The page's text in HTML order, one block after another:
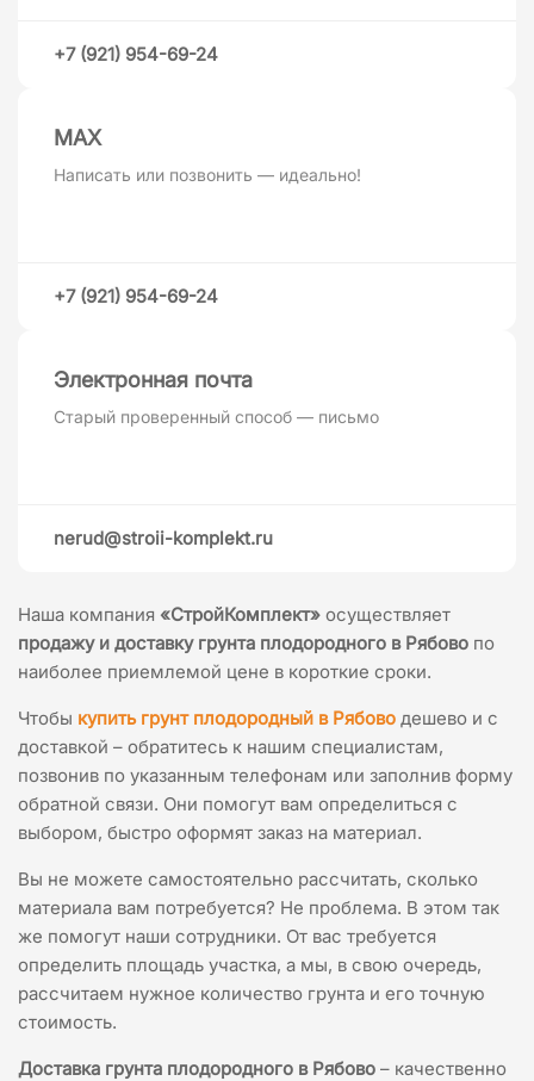
+7 (921) 954-69-24
MAХ
Написать или позвонить — идеально!
+7 (921) 954-69-24
Электронная почта
Старый проверенный способ — письмо
nerud@stroii-komplekt.ru
Наша компания «СтройКомплект» осуществляет
продажу и доставку грунта плодородного в Рябово по
наиболее приемлемой цене в короткие сроки.
Чтобы купить грунт плодородный в Рябово дешево и с
доставкой – обратитесь к нашим специалистам,
позвонив по указанным телефонам или заполнив форму
обратной связи. Они помогут вам определиться с
выбором, быстро оформят заказ на материал.
Вы не можете самостоятельно рассчитать, сколько
материала вам потребуется? Не проблема. В этом так
же помогут наши сотрудники. От вас требуется
определить площадь участка, а мы, в свою очередь,
рассчитаем нужное количество грунта и его точную
стоимость.
Доставка грунта плодородного в Рябово – качественно